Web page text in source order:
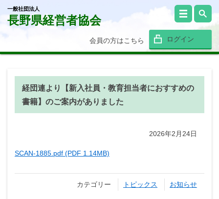
一般社団法人
長野県経営者協会
会員の方はこちら ログイン
経団連より【新入社員・教育担当者におすすめの
書籍】のご案内がありました
2026年2月24日
SCAN-1885.pdf (PDF 1.14MB)
カテゴリー トピックス お知らせ